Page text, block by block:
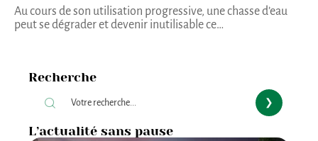
Au cours de son utilisation progressive, une chasse d’eau
peut se dégrader et devenir inutilisable ce…
Recherche
L’actualité sans pause